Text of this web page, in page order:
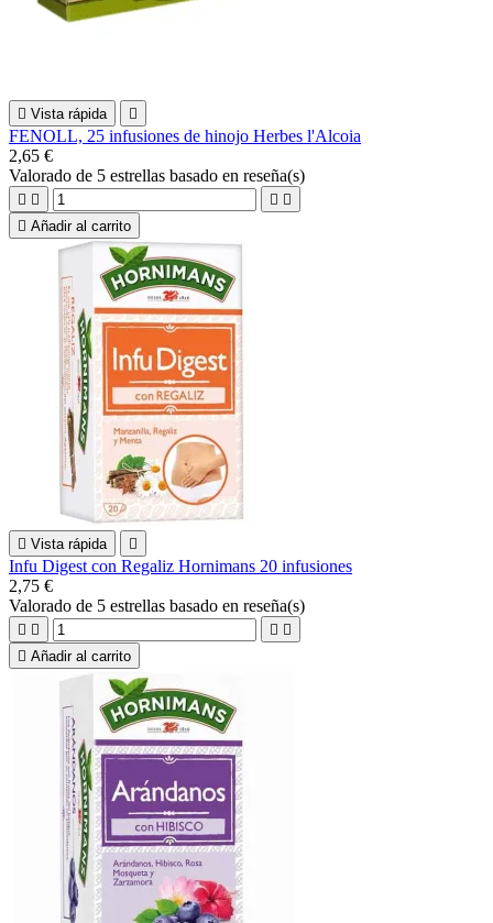
 Vista rápida 
FENOLL, 25 infusiones de hinojo Herbes l'Alcoia
2,65 €
Valorado de 5 estrellas basado en reseña(s)
   
 Añadir al carrito
 Vista rápida 
Infu Digest con Regaliz Hornimans 20 infusiones
2,75 €
Valorado de 5 estrellas basado en reseña(s)
   
 Añadir al carrito